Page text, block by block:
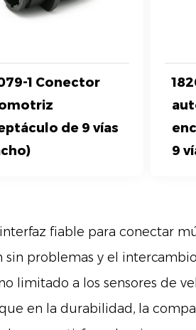
1 Conector
de 9 vías
9
fiable para conectar
problemas y el
limitado a los sensores de
en la durabilidad, la